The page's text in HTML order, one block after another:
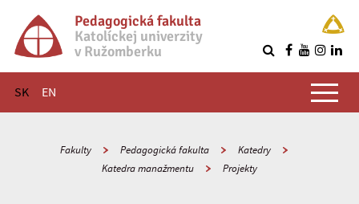
Pedagogická fakulta
Katolíckej univerzity
v Ružomberku
SK EN
Hlavné menu
Fakulty Pedagogická fakulta
Katedry
Katedra manažmentu
Projekty